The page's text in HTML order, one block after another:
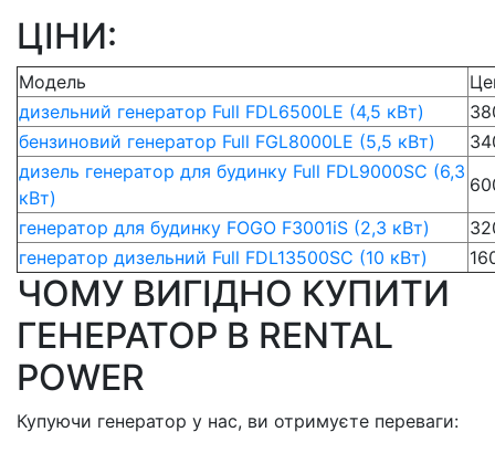
ЦІНИ:
Модель
дизельний генератор Full FDL6500LE (4,5 кВт)
бензиновий генератор Full FGL8000LE (5,5 кВт)
дизель генератор для будинку Full FDL9000SC (6,3
кВт)
генератор для будинку FOGO F3001iS (2,3 кВт)
генератор дизельний Full FDL13500SC (10 кВт)
ЧОМУ ВИГІДНО КУПИТИ
ГЕНЕРАТОР В RENTAL
POWER
Купуючи генератор у нас, ви отримуєте переваги: